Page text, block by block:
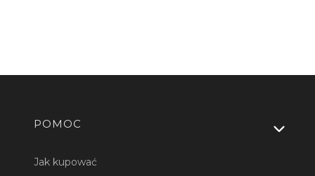
Linki w stopce
POMOC
Jak kupować